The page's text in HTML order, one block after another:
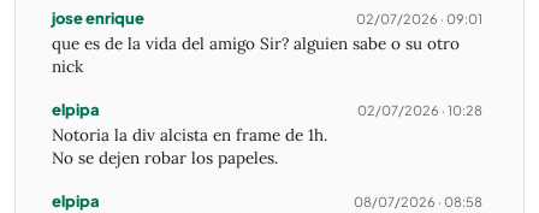
jose enrique 02/07/2026 · 09:01
que es de la vida del amigo Sir? alguien sabe o su otro
nick
elpipa 02/07/2026 · 10:28
Notoria la div alcista en frame de 1h.
No se dejen robar los papeles.
elpipa 08/07/2026 · 08:58